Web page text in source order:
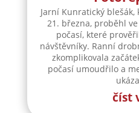
Jarní Kunratický
21. března, proběhl
počasí, které
návštěvníky. Ranní
zkomplikovala
počasí umoudřilo a
číst